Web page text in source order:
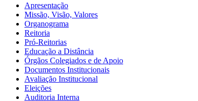
Apresentação
Missão, Visão, Valores
Organograma
Reitoria
Pró-Reitorias
Educação a Distância
Órgãos Colegiados e de Apoio
Documentos Institucionais
Avaliação Institucional
Eleições
Auditoria Interna